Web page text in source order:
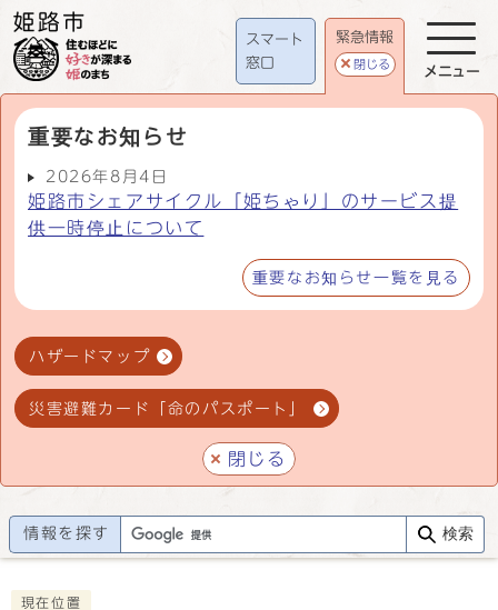
スマート
窓口
緊急情報
閉じる
重要なお知らせ
2026年8月4日
姫路市シェアサイクル「姫ちゃり」のサービス提
供一時停止について
重要なお知らせ一覧を見る
ハザードマップ
災害避難カード「命のパスポート」
閉じる
メニュー
情報を探す 検索
現在位置